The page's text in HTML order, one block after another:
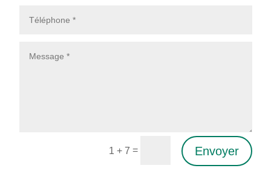
1 + 7 = Envoyer